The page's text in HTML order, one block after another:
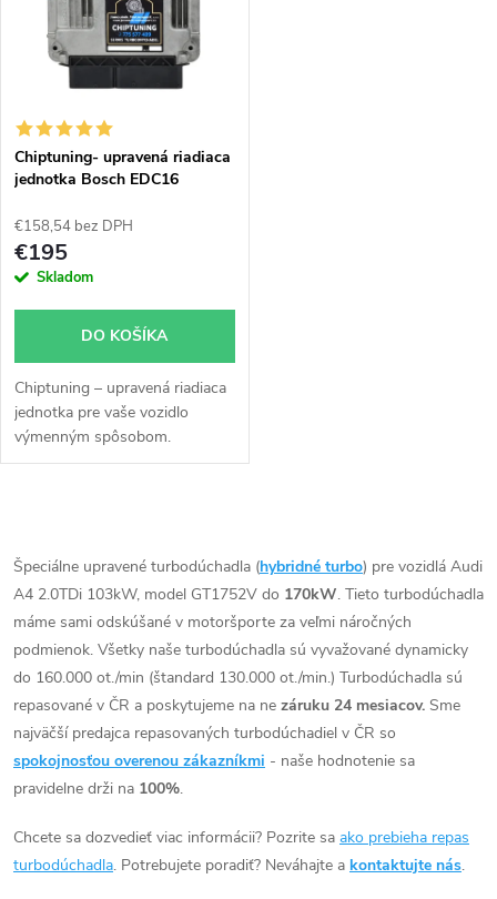
v
Chiptuning- upravená riadiaca
jednotka Bosch EDC16
€158,54 bez DPH
€195
Skladom
DO KOŠÍKA
Chiptuning – upravená riadiaca
jednotka pre vaše vozidlo
výmenným spôsobom.
v
l
á
d
a
c
i
e
Špeciálne upravené turbodúchadla (hybridné turbo) pre vozidlá Audi
A4 2.0TDi 103kW, model GT1752V do 170kW. Tieto turbodúchadla
máme sami odskúšané v motoršporte za veľmi náročných
podmienok. Všetky naše turbodúchadla sú vyvažované dynamicky
do 160.000 ot./min (štandard 130.000 ot./min.) Turbodúchadla sú
repasované v ČR a poskytujeme na ne záruku 24 mesiacov. Sme
najväčší predajca repasovaných turbodúchadiel v ČR so
spokojnosťou overenou zákazníkmi - naše hodnotenie sa
pravidelne drži na 100%.
Chcete sa dozvedieť viac informácii? Pozrite sa ako prebieha repas
turbodúchadla. Potrebujete poradiť? Neváhajte a kontaktujte nás.